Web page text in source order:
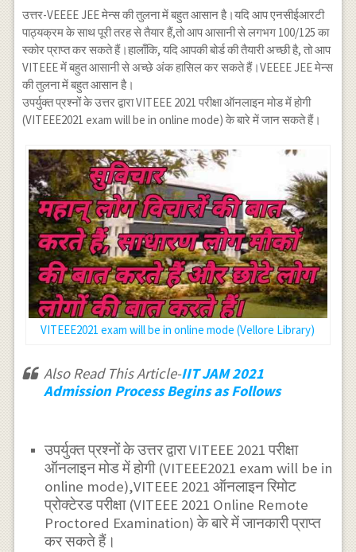
उत्तर-VEEEE JEE मेन्स की तुलना में बहुत आसान है।यदि आप एनसीईआरटी
पाठ्यक्रम के साथ पूरी तरह से तैयार हैं,तो आप आसानी से लगभग 100/125 का
स्कोर प्राप्त कर सकते हैं।हालाँकि, यदि आपकी बोर्ड की तैयारी अच्छी है, तो आप
VITEEE में बहुत आसानी से अच्छे अंक हासिल कर सकते हैं।VEEEE JEE मेन्स
की तुलना में बहुत आसान है।
उपर्युक्त प्रश्नों के उत्तर द्वारा VITEEE 2021 परीक्षा ऑनलाइन मोड में होगी
(VITEEE2021 exam will be in online mode) के बारे में जान सकते हैं।
VITEEE2021 exam will be in online mode (Vellore Library)
Also Read This Article-IIT JAM 2021
Admission Process Begins as Follows
उपर्युक्त प्रश्नों के उत्तर द्वारा VITEEE 2021 परीक्षा
ऑनलाइन मोड में होगी (VITEEE2021 exam will be in
online mode),VITEEE 2021 ऑनलाइन रिमोट
प्रोक्टेरड परीक्षा (VITEEE 2021 Online Remote
Proctored Examination) के बारे में जानकारी प्राप्त
कर सकते हैं।